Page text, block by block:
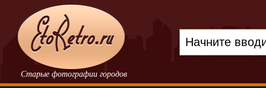
Старые фотографии городов